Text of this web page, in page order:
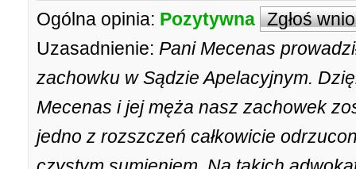
Ogólna opinia: Pozytywna Zgłoś
Uzasadnienie: Pani Mecenas
zachowku w Sądzie Apelacyjnym.
Mecenas i jej męża nasz zachowek
jedno z rozszczeń całkowicie